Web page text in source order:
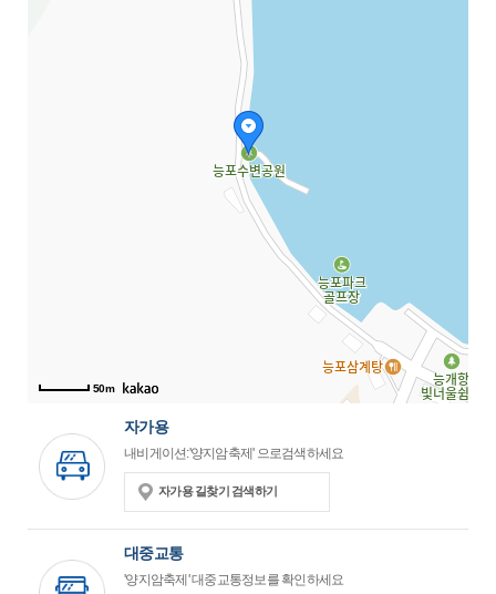
50m
자가용
내비게이션:'양지암축제' 으로검색하세요
자가용 길찾기 검색하기
대중교통
'양지암축제' 대중교통정보를 확인하세요